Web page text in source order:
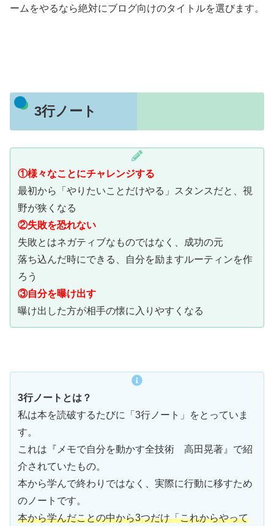
ームをやるなら絶対にブログ向けのタイトルを選びます。
3行ノート
①様々なことにチャレンジする
最初から「やりたいことだけやる」スタンスだと、視
野が狭くなる
②失敗を恐れない
失敗とはネガティブなものではなく、成功の元
落ち込んだ時にできる、自分を励ますルーティンを作
ろう
③自分を曝け出す
曝け出した方が相手の懐に入りやすくなる
3行ノートとは？
私は本を読破するたびに「3行ノート」をとっていま
す。
これは『メモで自分を動かす全技術 高田晃著』で紹
介されていたもの。
本から学んで終わりではなく、実際に行動に移すため
のノートです。
本から学んだことの中から3つだけ「これからやって